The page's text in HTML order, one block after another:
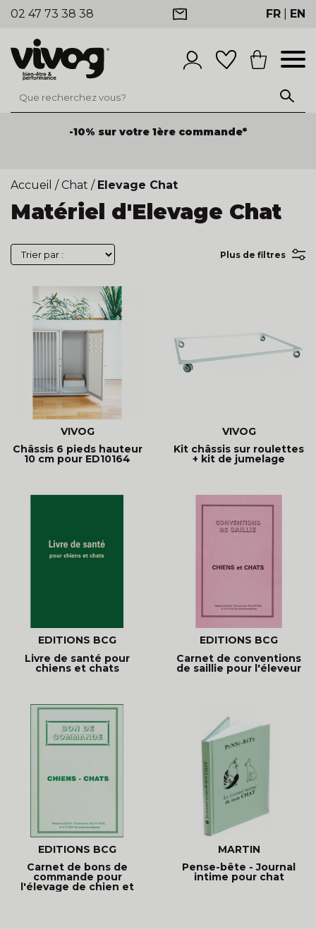
02 47 73 38 38 FR EN
-10% sur votre 1ère commande*
Accueil / Chat / Elevage Chat
Matériel d'Elevage Chat
Plus de filtres
VIVOG
Châssis 6 pieds hauteur
10 cm pour ED10164
VIVOG
Kit châssis sur roulettes
+ kit de jumelage
EDITIONS BCG
Livre de santé pour
chiens et chats
EDITIONS BCG
Carnet de conventions
de saillie pour l'éleveur
EDITIONS BCG
Carnet de bons de
commande pour
l'élevage de chien et
MARTIN
Pense-bête - Journal
intime pour chat